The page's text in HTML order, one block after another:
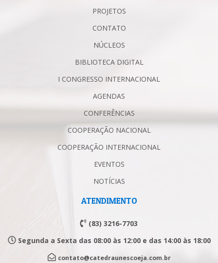
PROJETOS
CONTATO
NÚCLEOS
BIBLIOTECA DIGITAL
I CONGRESSO INTERNACIONAL
AGENDAS
CONFERÊNCIAS
COOPERAÇÃO NACIONAL
COOPERAÇÃO INTERNACIONAL
EVENTOS
NOTÍCIAS
ATENDIMENTO
(83) 3216-7703
Segunda a Sexta das 08:00 às 12:00 e das 14:00 às 18:00
contato@catedraunescoeja.com.br